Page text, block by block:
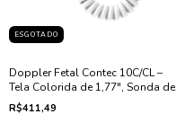
ESGOTADO
Doppler Fetal Contec 10C/CL –
Tela Colorida de 1,77", Sonda de
Alta Sensibilidade e Saída de
Áudio
R$411,49